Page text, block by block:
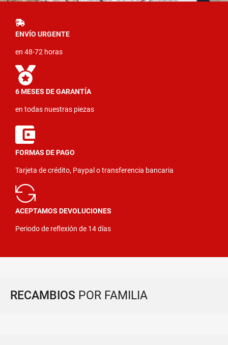
ENVÍO URGENTE
en 48-72 horas
6 MESES DE GARANTÍA
en todas nuestras piezas
FORMAS DE PAGO
Tarjeta de crédito, Paypal o transferencia bancaria
ACEPTAMOS DEVOLUCIONES
Periodo de reflexión de 14 días
RECAMBIOS POR FAMILIA